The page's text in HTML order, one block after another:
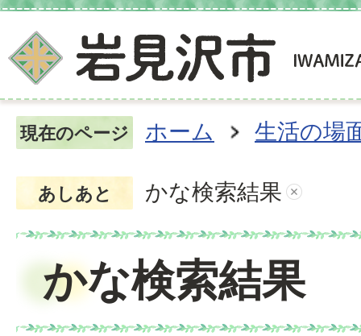
現在のページ ホーム 生活の場
あしあと かな検索結果
かな検索結果